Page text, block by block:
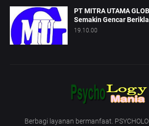
PT MITRA UTAMA
Semakin Gencar
19.10.00
Berbagi layanan bermanfaat.